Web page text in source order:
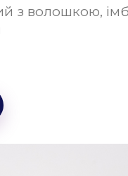
з волошкою,